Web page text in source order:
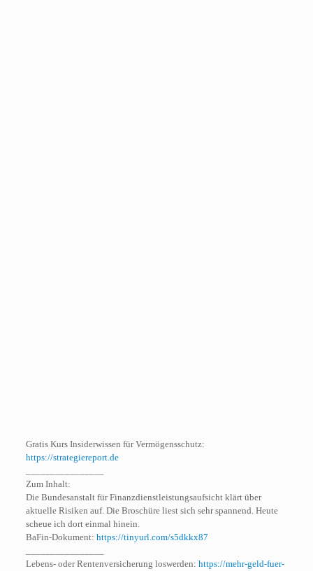
Gratis Kurs Insiderwissen für Vermögensschutz:
https://strategiereport.de
Zum Inhalt:
Die Bundesanstalt für Finanzdienstleistungsaufsicht klärt über
aktuelle Risiken auf. Die Broschüre liest sich sehr spannend. Heute
scheue ich dort einmal hinein.
BaFin-Dokument: https://tinyurl.com/s5dkkx87
Lebens- oder Rentenversicherung loswerden: https://mehr-geld-fuer-